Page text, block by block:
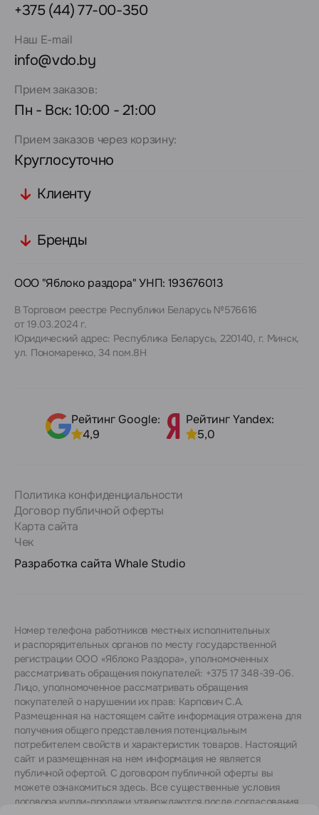
+375 (44) 77-00-350
Наш E-mail
info@vdo.by
Прием заказов:
Пн - Вск: 10:00 - 21:00
Прием заказов через корзину:
Круглосуточно
Клиенту
Бренды
ООО "Яблоко раздора" УНП: 193676013
В Торговом реестре Республики Беларусь №576616
от 19.03.2024 г.
Юридический адрес: Республика Беларусь, 220140, г. Минск,
ул. Пономаренко, 34 пом.8Н
Рейтинг Google:
4,9
Рейтинг Yandex:
5,0
Политика конфиденциальности
Договор публичной оферты
Карта сайта
Чек
Разработка сайта Whale Studio
Номер телефона работников местных исполнительных
и распорядительных органов по месту государственной
регистрации ООО «Яблоко Раздора», уполномоченных
рассматривать обращения покупателей: +375 17 348-39-06.
Лицо, уполномоченное рассматривать обращения
покупателей о нарушении их прав: Карпович С.А.
Размещенная на настоящем сайте информация отражена для
получения общего представления потенциальным
потребителем свойств и характеристик товаров. Настоящий
сайт и размещенная на нем информация не является
публичной офертой. С договором публичной оферты вы
можете ознакомиться здесь. Все существенные условия
договора купли-продажи утверждаются после согласования